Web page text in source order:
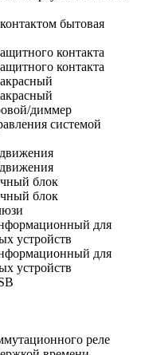
бытовая
контакта
контакта
диммер
системой
блок
блок
для
устройств
для
устройств
реле